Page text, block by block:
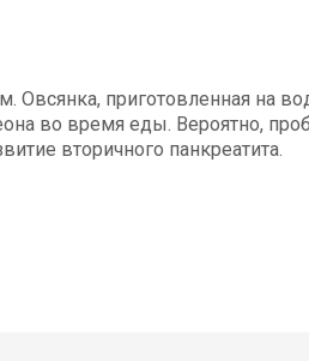
приготовленная на
во время еды. Вероятно,
вторичного панкреатита.